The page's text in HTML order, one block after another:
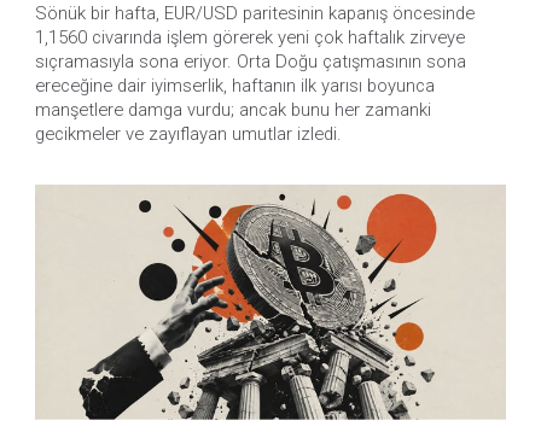
Sönük bir hafta, EUR/USD paritesinin kapanış öncesinde
1,1560 civarında işlem görerek yeni çok haftalık zirveye
sıçramasıyla sona eriyor. Orta Doğu çatışmasının sona
ereceğine dair iyimserlik, haftanın ilk yarısı boyunca
manşetlere damga vurdu; ancak bunu her zamanki
gecikmeler ve zayıflayan umutlar izledi.